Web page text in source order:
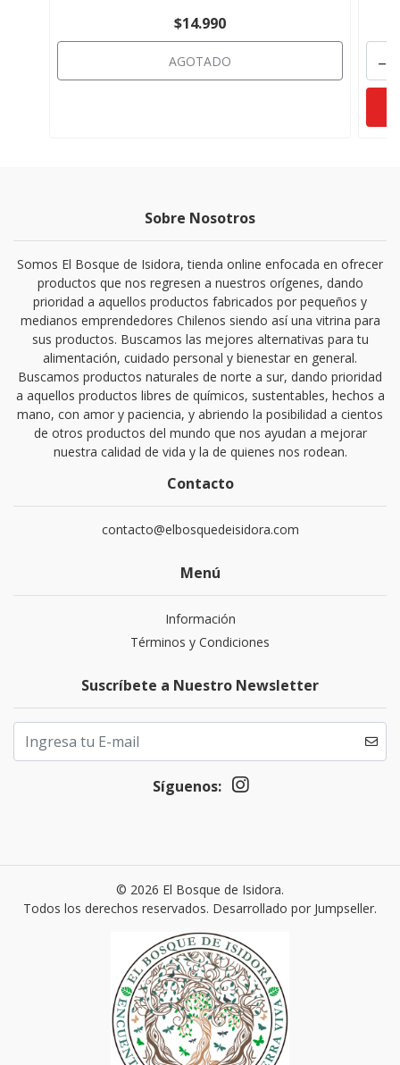
$14.990
AGOTADO -
Sobre Nosotros
Somos El Bosque de Isidora, tienda online enfocada en ofrecer
productos que nos regresen a nuestros orígenes, dando
prioridad a aquellos productos fabricados por pequeños y
medianos emprendedores Chilenos siendo así una vitrina para
sus productos. Buscamos las mejores alternativas para tu
alimentación, cuidado personal y bienestar en general.
Buscamos productos naturales de norte a sur, dando prioridad
a aquellos productos libres de químicos, sustentables, hechos a
mano, con amor y paciencia, y abriendo la posibilidad a cientos
de otros productos del mundo que nos ayudan a mejorar
nuestra calidad de vida y la de quienes nos rodean.
Contacto
contacto@elbosquedeisidora.com
Menú
Información
Términos y Condiciones
Suscríbete a Nuestro Newsletter
Síguenos:
© 2026 El Bosque de Isidora.
Todos los derechos reservados. Desarrollado por Jumpseller.